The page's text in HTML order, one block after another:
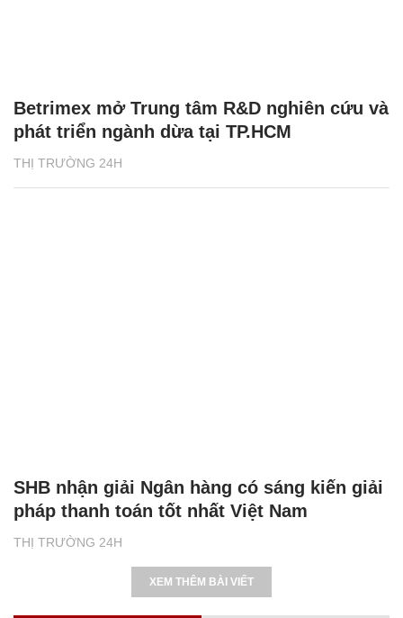
THỊ TRƯỜNG 24H
Betrimex mở Trung tâm R&D nghiên cứu và
phát triển ngành dừa tại TP.HCM
THỊ TRƯỜNG 24H
SHB nhận giải Ngân hàng có sáng kiến giải
pháp thanh toán tốt nhất Việt Nam
XEM THÊM BÀI VIẾT